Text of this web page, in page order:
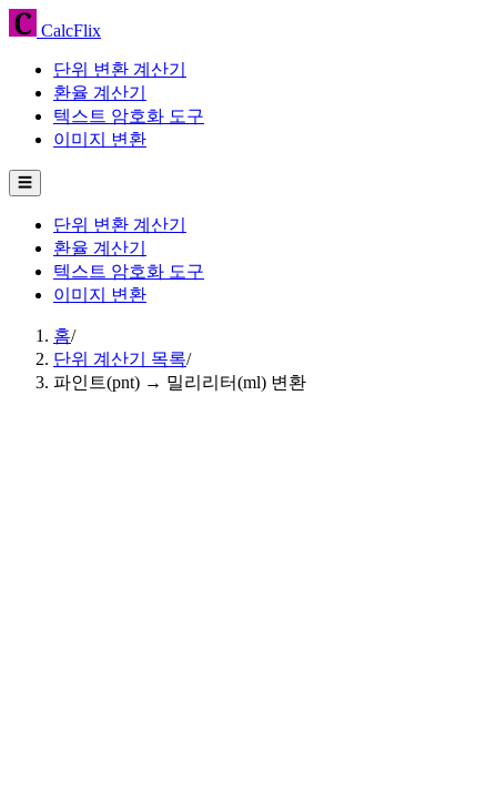
CalcFlix
단위 변환 계산기
환율 계산기
텍스트 암호화 도구
이미지 변환
☰
단위 변환 계산기
환율 계산기
텍스트 암호화 도구
이미지 변환
홈/
단위 계산기 목록/
파인트(pnt) → 밀리리터(ml) 변환